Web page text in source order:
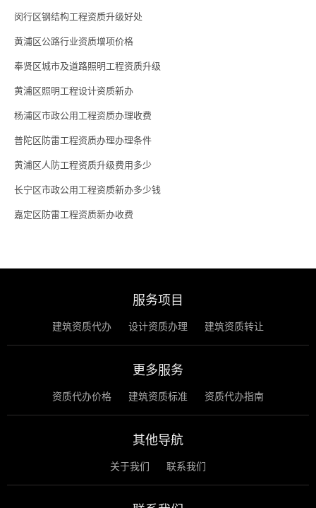
闵行区钢结构工程资质升级好处
黄浦区公路行业资质增项价格
奉贤区城市及道路照明工程资质升级
黄浦区照明工程设计资质新办
杨浦区市政公用工程资质办理收费
普陀区防雷工程资质办理办理条件
黄浦区人防工程资质升级费用多少
长宁区市政公用工程资质新办多少钱
嘉定区防雷工程资质新办收费
服务项目
建筑资质代办 设计资质办理 建筑资质转让
更多服务
资质代办价格 建筑资质标准 资质代办指南
其他导航
关于我们 联系我们